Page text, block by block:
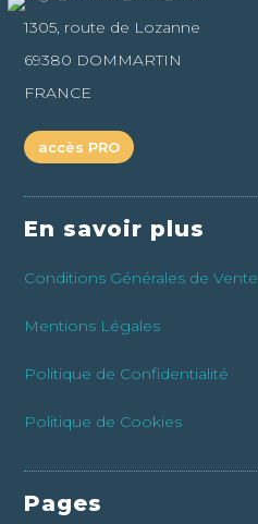
1305, route de Lozanne
69380 DOMMARTIN
FRANCE
accès PRO
En savoir plus
Conditions Générales de Vente
Mentions Légales
Politique de Confidentialité
Politique de Cookies
Pages